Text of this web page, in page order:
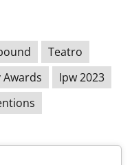
Teatro
Awards
Ipw 2023